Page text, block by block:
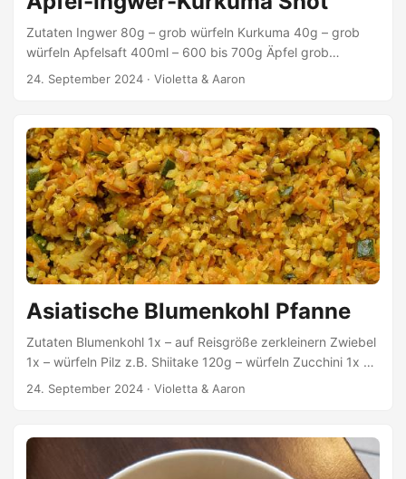
Zutaten Ingwer 80g – grob würfeln Kurkuma 40g – grob
würfeln Apfelsaft 400ml – 600 bis 700g Äpfel grob
entsaften Zitronensaft 2TL Olivenöl 1/2TL Pfeffer
durch ein Sieb oder Passiertuch geben und die Flüssigkeit
(Shot) auffangen. Info Ich verwende ein Entsafter (Slow
Juicer) statt Mixer. Daher muss ich die Mischung nicht
extra sieben.
24. September 2024 · Violetta & Aaron
Asiatische Blumenkohl Pfanne
Zutaten Blumenkohl 1x – auf Reisgröße zerkleinern Zwiebel
1x – würfeln Pilz z.B. Shiitake 120g – würfeln Zucchini 1x –
würfeln Karotte 1x – raspeln Knoblauchzehe 2x – pressen
Himalayasalz & Pfeffer Zubereitung Zwiebel in Kokosöl
andünsten Pilze, Zucchini & Karotten dazu geben und
24. September 2024 · Violetta & Aaron